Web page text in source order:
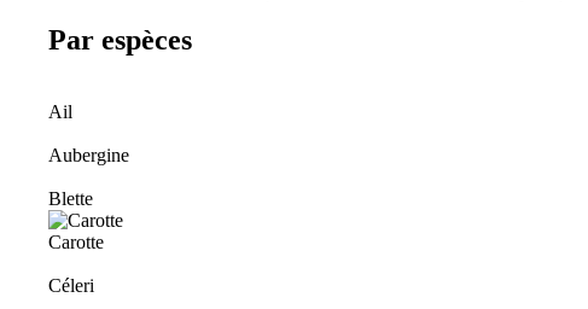
Par espèces
Ail
Aubergine
Blette
Carotte
Céleri